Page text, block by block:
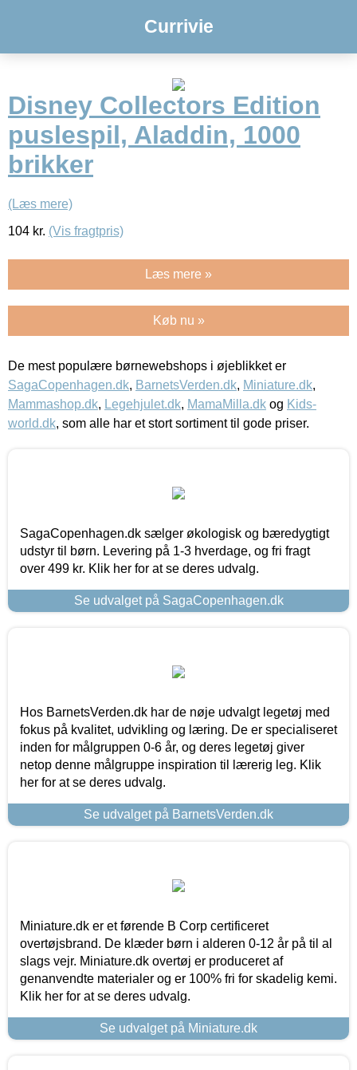
Currivie
Disney Collectors Edition
puslespil, Aladdin, 1000
brikker
(Læs mere)
104 kr. (Vis fragtpris)
Læs mere »
Køb nu »
De mest populære børnewebshops i øjeblikket er
SagaCopenhagen.dk, BarnetsVerden.dk, Miniature.dk,
Mammashop.dk, Legehjulet.dk, MamaMilla.dk og Kids-
world.dk, som alle har et stort sortiment til gode priser.
SagaCopenhagen.dk sælger økologisk og bæredygtigt
udstyr til børn. Levering på 1-3 hverdage, og fri fragt
over 499 kr. Klik her for at se deres udvalg.
Se udvalget på SagaCopenhagen.dk
Hos BarnetsVerden.dk har de nøje udvalgt legetøj med
fokus på kvalitet, udvikling og læring. De er specialiseret
inden for målgruppen 0-6 år, og deres legetøj giver
netop denne målgruppe inspiration til lærerig leg. Klik
her for at se deres udvalg.
Se udvalget på BarnetsVerden.dk
Miniature.dk er et førende B Corp certificeret
overtøjsbrand. De klæder børn i alderen 0-12 år på til al
slags vejr. Miniature.dk overtøj er produceret af
genanvendte materialer og er 100% fri for skadelig kemi.
Klik her for at se deres udvalg.
Se udvalget på Miniature.dk